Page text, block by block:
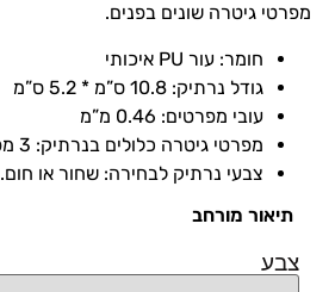
מפרטי גיטרה שונים בפנים.
חומר: עור PU איכותי
גודל נרתיק: 10.8 ס”מ * 5.2 ס”מ
עובי מפרטים: 0.46 מ”מ
מפרטי גיטרה כלולים בנרתיק: 3 מפרטים
צבעי נרתיק לבחירה: שחור או חום.
תיאור מורחב
צבע